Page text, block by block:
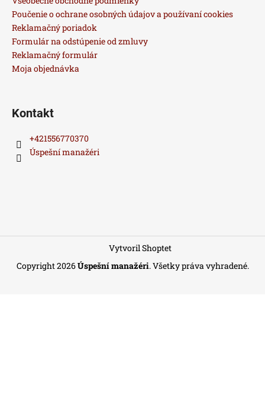
Poučenie o ochrane osobných údajov a používaní cookies
Reklamačný poriadok
Formulár na odstúpenie od zmluvy
Reklamačný formulár
Moja objednávka
Kontakt
+421556770370
Úspešní manažéri
Vytvoril Shoptet
Copyright 2026Úspešní manažéri. Všetky práva vyhradené.